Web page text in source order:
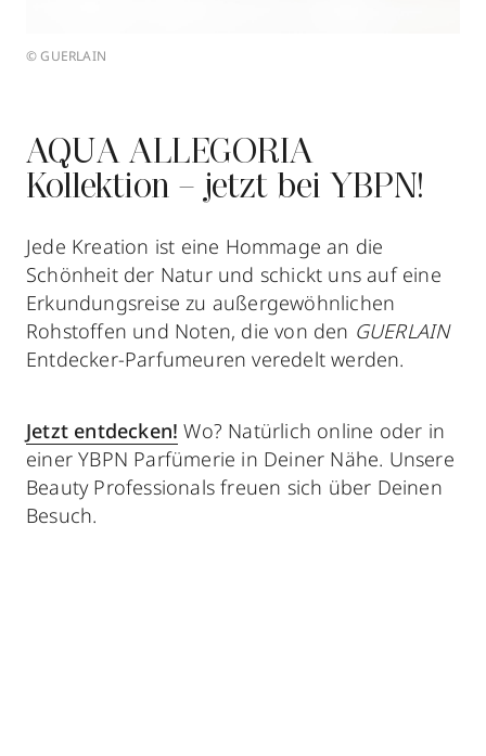
© GUERLAIN
AQUA ALLEGORIA
Kollektion – jetzt bei YBPN!
Jede Kreation ist eine Hommage an die
Schönheit der Natur und schickt uns auf eine
Erkundungsreise zu außergewöhnlichen
Rohstoffen und Noten, die von den GUERLAIN
Entdecker-Parfumeuren veredelt werden.
Jetzt entdecken! Wo? Natürlich online oder in
einer YBPN Parfümerie in Deiner Nähe. Unsere
Beauty Professionals freuen sich über Deinen
Besuch.